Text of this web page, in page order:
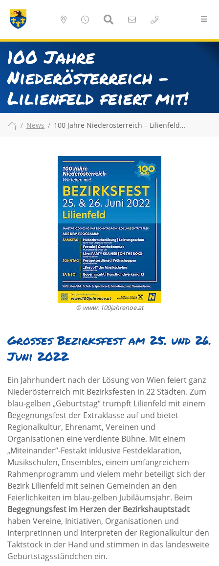
100 Jahre
Niederösterreich –
Lilienfeld feiert mit!
News 100 Jahre Niederösterreich – Lilienfeld…
© www: 100jahrenoe.at
Großes Bezirksfest am 25. und 26.
Juni 2022
Ein Jahrhundert nach der Lösung von Wien feiert ganz
Niederösterreich mit Bezirksfesten in 22 Städten. Zum
blau-gelben „Geburtstag“ trumpft Lilienfeld mit einem
Begegnungsfest der Extraklasse auf und bietet
Regionalkultur, Ehrenamt, Vereinen und
Organisationen eine verdiente Bühne. Mit einem
„Miteinander“-Festakt inklusive Festdeklaration,
Musikschulen, Ensembles, einem umfangreichem
Rahmenprogramm und vielem mehr beteiligt sich der
Bezirk Lilienfeld mit seinen Gemeinden an den
Feierlichkeiten im blau-gelben Jubiläumsjahr. Beim
Begegnungsfest im Herzen der Bezirkshauptstadt
haben Vereine, Initiativen, Organisationen und
Interpretinnen und Interpreten der Regionalkultur den
Taktstock in der Hand und stimmen in das landesweite
Geburtstagsständchen ein.